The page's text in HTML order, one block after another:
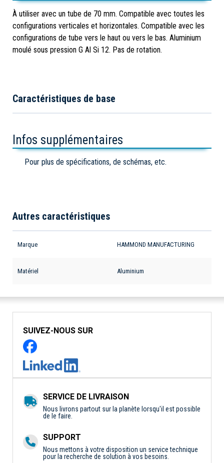
À utiliser avec un tube de 70 mm. Compatible avec toutes les
configurations verticales et horizontales. Compatible avec les
configurations de tube vers le haut ou vers le bas. Aluminium
moulé sous pression G Al Si 12. Pas de rotation.
Caractéristiques de base
Infos supplémentaires
Pour plus de spécifications, de schémas, etc.
Autres caractéristiques
Marque HAMMOND MANUFACTURING
Matériel Aluminium
SUIVEZ-NOUS SUR
SERVICE DE LIVRAISON
Nous livrons partout sur la planète lorsqu'il est possible
de le faire.
SUPPORT
Nous mettons à votre disposition un service technique
pour la recherche de solution à vos besoins.